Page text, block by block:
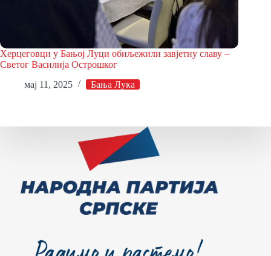
Херцеговци у Бањој Луци обиљежили завјетну славу –
Светог Василија Острошког
мај 11, 2025
Бања Лука